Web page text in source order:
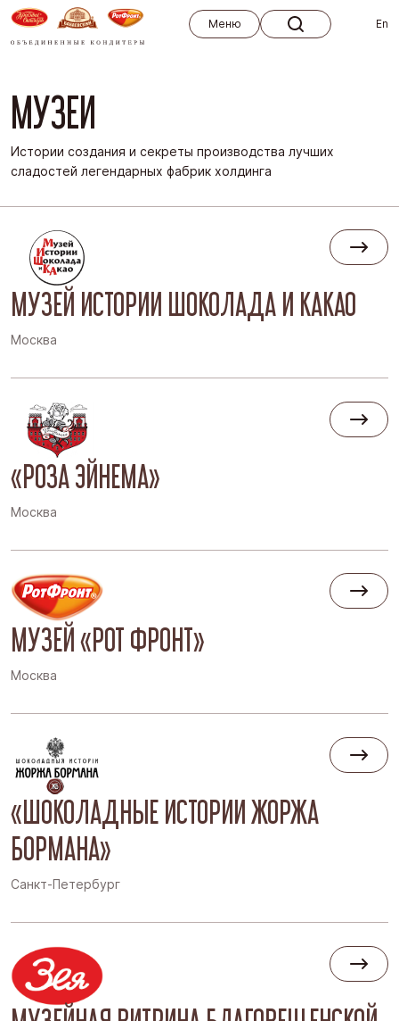
Меню
En
МУЗЕИ
Истории создания и секреты производства лучших
сладостей легендарных фабрик холдинга
МУЗЕЙ ИСТОРИИ ШОКОЛАДА И КАКАО
Москва
«РОЗА ЭЙНЕМА»
Москва
МУЗЕЙ «РОТ ФРОНТ»
Москва
«ШОКОЛАДНЫЕ ИСТОРИИ ЖОРЖА
БОРМАНА»
Санкт-Петербург